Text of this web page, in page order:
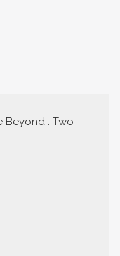
Beyond : Two